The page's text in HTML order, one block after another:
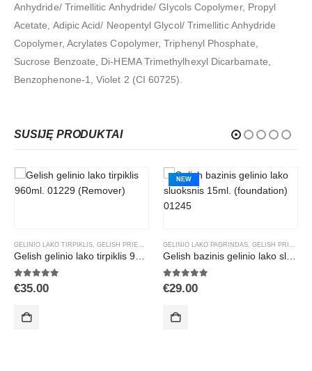
Anhydride/ Trimellitic Anhydride/ Glycols Copolymer, Propyl
Acetate, Adipic Acid/ Neopentyl Glycol/ Trimellitic Anhydride
Copolymer, Acrylates Copolymer, Triphenyl Phosphate,
Sucrose Benzoate, Di-HEMA Trimethylhexyl Dicarbamate,
Benzophenone-1, Violet 2 (CI 60725).
SUSIJĘ PRODUKTAI
GELINIO LAKO TIRPIKLIS, GELISH PRIEMONĖS ,MANIKIŪRAS, PRIEDAI GELINIAM LAKAVIMUI
Gelish gelinio lako tirpiklis 960ml. 01229 (Remover)
5.00 out of 5
€35.00
NEW
GELINIO LAKO PAGRINDAS, GELISH PRIEMONĖS
Gelish bazinis gelinio lako sluoksnis 15ml. (foundation) 01245
5.00 out of 5
€29.00